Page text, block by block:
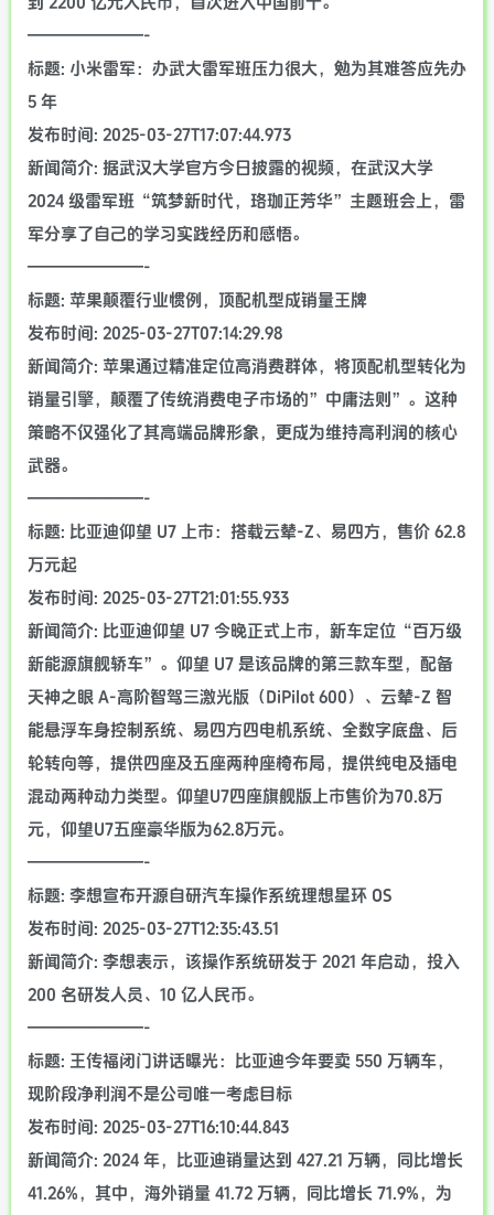
———————-
标题: 小米雷军：办武大雷军班压力很大，勉为其难答应先办
5 年
发布时间: 2025-03-27T17:07:44.973
新闻简介: 据武汉大学官方今日披露的视频，在武汉大学
2024 级雷军班“筑梦新时代，珞珈正芳华”主题班会上，雷
军分享了自己的学习实践经历和感悟。
———————-
标题: 苹果颠覆行业惯例，顶配机型成销量王牌
发布时间: 2025-03-27T07:14:29.98
新闻简介: 苹果通过精准定位高消费群体，将顶配机型转化为
销量引擎，颠覆了传统消费电子市场的”中庸法则”。这种
策略不仅强化了其高端品牌形象，更成为维持高利润的核心
武器。
———————-
标题: 比亚迪仰望 U7 上市：搭载云辇-Z、易四方，售价 62.8
万元起
发布时间: 2025-03-27T21:01:55.933
新闻简介: 比亚迪仰望 U7 今晚正式上市，新车定位“百万级
新能源旗舰轿车”。仰望 U7 是该品牌的第三款车型，配备
天神之眼 A-高阶智驾三激光版（DiPilot 600）、云辇-Z 智
能悬浮车身控制系统、易四方四电机系统、全数字底盘、后
轮转向等，提供四座及五座两种座椅布局，提供纯电及插电
混动两种动力类型。仰望U7四座旗舰版上市售价为70.8万
元，仰望U7五座豪华版为62.8万元。
———————-
标题: 李想宣布开源自研汽车操作系统理想星环 OS
发布时间: 2025-03-27T12:35:43.51
新闻简介: 李想表示，该操作系统研发于 2021 年启动，投入
200 名研发人员、10 亿人民币。
———————-
标题: 王传福闭门讲话曝光：比亚迪今年要卖 550 万辆车，
现阶段净利润不是公司唯一考虑目标
发布时间: 2025-03-27T16:10:44.843
新闻简介: 2024 年，比亚迪销量达到 427.21 万辆，同比增长
41.26%，其中，海外销量 41.72 万辆，同比增长 71.9%，为